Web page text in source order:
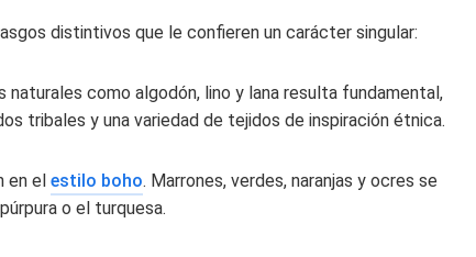
distintivos que le confieren un carácter singular:
como algodón, lino y lana resulta fundamental,
tribales y una variedad de tejidos de inspiración étnica.
en el estilo boho. Marrones, verdes, naranjas y ocres se
o el turquesa.